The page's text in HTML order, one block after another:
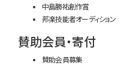
中島勝祐創作賞
邦楽技能者オーディション
賛助会員・寄付
賛助会員募集